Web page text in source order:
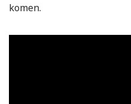
komen.